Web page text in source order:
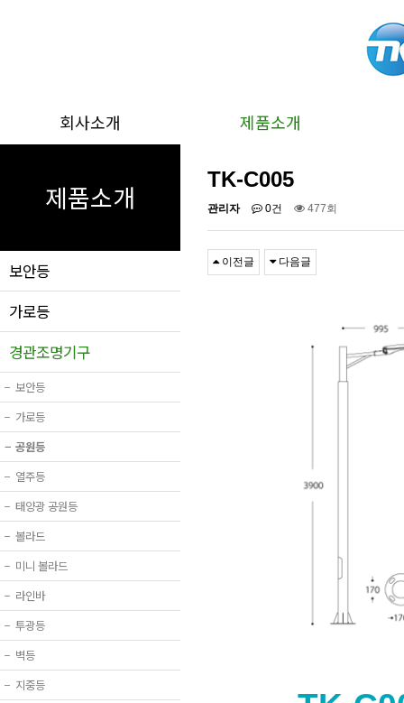
회사소개 제품소개
제품소개
보안등
가로등
경관조명기구
− 보안등
− 가로등
− 공원등
− 열주등
− 태양광 공원등
− 볼라드
− 미니 볼라드
− 라인바
− 투광등
− 벽등
− 지중등
TK-C005
관리자 0건 477회
이전글 다음글